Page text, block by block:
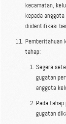
kecamatan,
kepada
diidentifikasi
Pemberitahuan
tahap:
Segera
gugatan
anggota
Pada
gugatan